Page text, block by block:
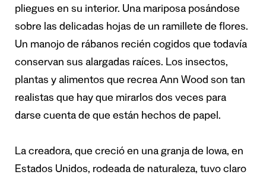
pliegues en su interior. Una mariposa posándose
sobre las delicadas hojas de un ramillete de flores.
Un manojo de rábanos recién cogidos que todavía
conservan sus alargadas raíces. Los insectos,
plantas y alimentos que recrea Ann Wood son tan
realistas que hay que mirarlos dos veces para
darse cuenta de que están hechos de papel.
La creadora, que creció en una granja de Iowa, en
Estados Unidos, rodeada de naturaleza, tuvo claro